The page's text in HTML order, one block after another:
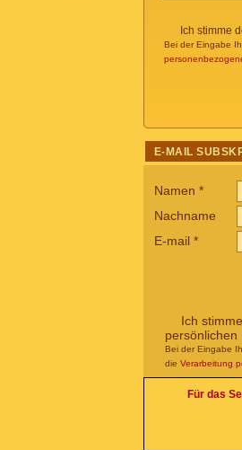
Ich stimme
Bei der Eingabe
E-MAIL
Namen *
Nachname
E-mail *
Ich
persönlichen
Bei der Eingabe
die Verarbeitung
Für das